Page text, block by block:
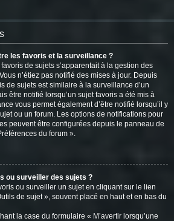
les favoris et la surveillance ?
de sujets s’apparentait à la gestion des
n’étiez pas notifié des mises à jour. Depuis
de sujets est similaire à la surveillance d’un
être notifié lorsqu’un sujet favoris a été mis à
vous permet également d’être notifié lorsqu’il y
ou un forum. Les options de notifications pour
peuvent être configurées depuis le panneau de
du forum ».
ou surveiller des sujets ?
ou surveiller un sujet en cliquant sur le lien
de sujet », souvent placé en haut et en bas du
la case du formulaire « M’avertir lorsqu’une